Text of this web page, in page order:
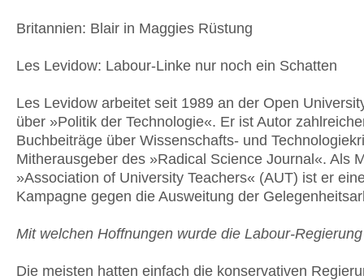
Britannien: Blair in Maggies Rüstung
Les Levidow: Labour-Linke nur noch ein Schatten
Les Levidow arbeitet seit 1989 an der Open
über »Politik der Technologie«. Er ist Autor
Buchbeiträge über Wissenschafts- und
Mitherausgeber des »Radical Science Journal«. Als
»Association of University Teachers« (AUT) ist er
Kampagne gegen die Ausweitung der
Mit welchen Hoffnungen wurde die Labour-
Die meisten hatten einfach die konservativen